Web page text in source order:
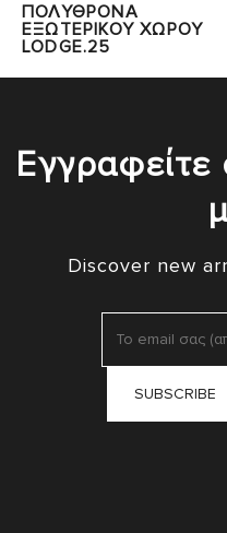
ΠΟΛΥΘΡΟΝΑ
ΕΞΩΤΕΡΙΚΟΥ ΧΩΡΟΥ
LODGE.25
Discover new